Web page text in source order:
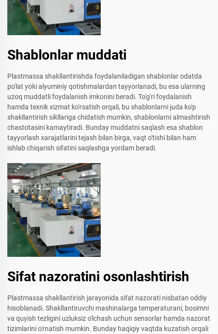
Shablonlar muddati
Plastmassa shakllantirishda foydalaniladigan shablonlar odatda
po'lat yoki alyuminiy qotishmalardan tayyorlanadi, bu esa ularning
uzoq muddatli foydalanish imkonini beradi. To'g'ri foydalanish
hamda texnik xizmat ko'rsatish orqali, bu shablonlarni juda ko'p
shakllantirish sikllariga chidatish mumkin, shablonlarni almashtirish
chastotasini kamaytiradi. Bunday muddatni saqlash esa shablon
tayyorlash xarajatlarini tejash bilan birga, vaqt o'tishi bilan ham
ishlab chiqarish sifatini saqlashga yordam beradi.
Sifat nazoratini osonlashtirish
Plastmassa shakllantirish jarayonida sifat nazorati nisbatan oddiy
hisoblanadi. Shakllantiruvchi mashinalarga temperaturani, bosimni
va quyish tezligini uzluksiz o'lchash uchun sensorlar hamda nazorat
tizimlarini o'rnatish mumkin. Bunday haqiqiy vaqtda kuzatish orqali